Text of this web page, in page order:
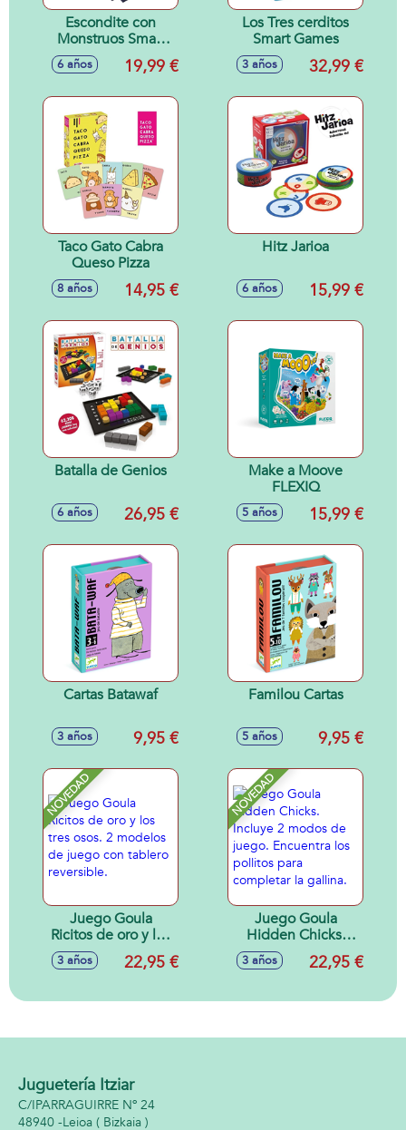
Escondite con
Monstruos Smart
Games
6 años 19,99 €
Los Tres cerditos
Smart Games
3 años 32,99 €
Taco Gato Cabra
Queso Pizza
8 años 14,95 €
Hitz Jarioa
6 años 15,99 €
Batalla de Genios
6 años 26,95 €
Make a Moove
FLEXIQ
5 años 15,99 €
Cartas Batawaf
3 años 9,95 €
Familou Cartas
5 años 9,95 €
NOVEDAD
Juego Goula
Ricitos de oro y los
tres osos. 2
modelos de juego
reversible.
3 años 22,95 €
NOVEDAD
Juego Goula
Hidden Chicks.
Incluye 2 modos de
juego. Encuentra
completar la
3 años 22,95 €
Juguetería Itziar
C/IPARRAGUIRRE Nº 24
48940 -Leioa ( Bizkaia )